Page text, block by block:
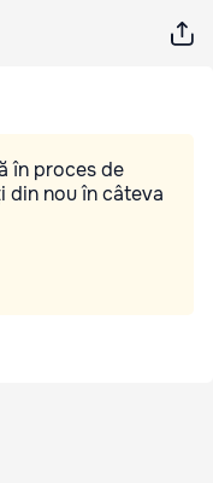
în proces de
din nou în câteva